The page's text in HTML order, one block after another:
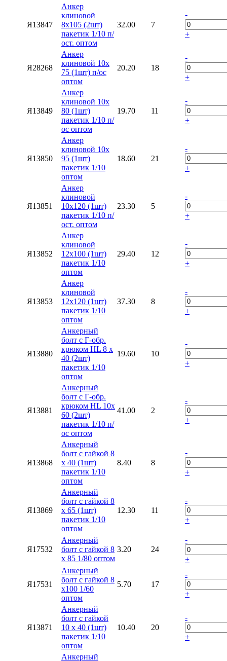
Я13847
Анкер
клиновой
8х105 (2шт)
пакетик 1/10 п/
ост. оптом
32.00 7
-
+
Я28268
Анкер
клиновой 10х
75 (1шт) п/ос
оптом
20.20 18
-
+
Я13849
Анкер
клиновой 10х
80 (1шт)
пакетик 1/10 п/
ос оптом
19.70 11
-
+
Я13850
Анкер
клиновой 10х
95 (1шт)
пакетик 1/10
оптом
18.60 21
-
+
Я13851
Анкер
клиновой
10х120 (1шт)
пакетик 1/10 п/
ост. оптом
23.30 5
-
+
Я13852
Анкер
клиновой
12х100 (1шт)
пакетик 1/10
оптом
29.40 12
-
+
Я13853
Анкер
клиновой
12х120 (1шт)
пакетик 1/10
оптом
37.30 8
-
+
Я13880
Анкерный
болт с Г-обр.
крюком HL 8 х
40 (2шт)
пакетик 1/10
оптом
19.60 10
-
+
Я13881
Анкерный
болт с Г-обр.
крюком HL 10х
60 (2шт)
пакетик 1/10 п/
ос оптом
41.00 2
-
+
Я13868
Анкерный
болт с гайкой 8
х 40 (1шт)
пакетик 1/10
оптом
8.40 8
-
+
Я13869
Анкерный
болт с гайкой 8
х 65 (1шт)
пакетик 1/10
оптом
12.30 11
-
+
Я17532
Анкерный
болт с гайкой 8
х 85 1/80 оптом
3.20 24
-
+
Я17531
Анкерный
болт с гайкой 8
х100 1/60
оптом
5.70 17
-
+
Я13871
Анкерный
болт с гайкой
10 х 40 (1шт)
пакетик 1/10
оптом
10.40 20
-
+
Анкерный